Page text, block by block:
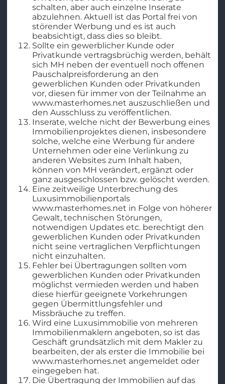
schalten, aber auch einzelne Inserate
abzulehnen. Aktuell ist das Portal frei von
störender Werbung und es ist auch
beabsichtigt, dass dies so bleibt.
Sollte ein gewerblicher Kunde oder
Privatkunde vertragsbrüchig werden, behält
sich MH neben der eventuell noch offenen
Pauschalpreisforderung an den
gewerblichen Kunden oder Privatkunden
vor, diesen für immer von der Teilnahme an
www.masterhomes.net auszuschließen und
den Ausschluss zu veröffentlichen.
Inserate, welche nicht der Bewerbung eines
Immobilienprojektes dienen, insbesondere
solche, welche eine Werbung für andere
Unternehmen oder eine Verlinkung zu
anderen Websites zum Inhalt haben,
können von MH verändert, ergänzt oder
ganz ausgeschlossen bzw. gelöscht werden.
Eine zeitweilige Unterbrechung des
Luxusimmobilienportals
www.masterhomes.net in Folge von höherer
Gewalt, technischen Störungen,
notwendigen Updates etc. berechtigt den
gewerblichen Kunden oder Privatkunden
nicht seine vertraglichen Verpflichtungen
nicht einzuhalten.
Fehler bei Übertragungen sollten vom
gewerblichen Kunden oder Privatkunden
möglichst vermieden werden und haben
diese hierfür geeignete Vorkehrungen
gegen Übermittlungsfehler und
Missbräuche zu treffen.
Wird eine Luxusimmobilie von mehreren
Immobilienmaklern angeboten, so ist das
Geschäft grundsätzlich mit dem Makler zu
bearbeiten, der als erster die Immobilie bei
www.masterhomes.net angemeldet oder
eingegeben hat.
Die Übertragung der Immobilien auf das